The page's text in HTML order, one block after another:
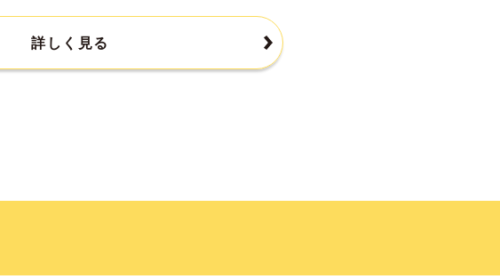
詳しく見る